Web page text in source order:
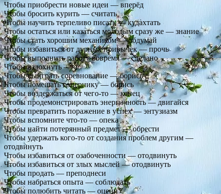
Чтобы приобрести новые идеи — вперёд
Чтобы бросить курить — считать
Чтобы научить терпеливо писать — кудахтать
Чтобы остаться или казаться молодым сразу же — знание
Чтобы стать хорошим механиком — обдумай
Чтобы избавиться от дурных привычек — прочь
Чтобы выполнить работу вовремя — сделано
Чтобы вздохнуть — о
Чтобы выиграть соревнование — борись
Чтобы помешать сопернику — борись
Чтобы воздержаться от чего-то — конец
Чтобы продемонстрировать энергичность — двигайся
Чтобы превратить поражение в успех — энтузиазм
Чтобы вспомните что-то — опека
Чтобы найти потерянный предмет — обрести
Чтобы удержать кого-то от создания проблем другим —
отодвинуть
Чтобы избавиться от озабоченности — отодвинуть
Чтобы избавиться от злых мыслей — отодвинуть
Чтобы продать — преподнеси
Чтобы набраться опыта — соблюдать
Чтобы полюбить читать — оцени